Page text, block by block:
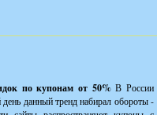
по купонам от 50%В России
данный тренд набирал обороты -